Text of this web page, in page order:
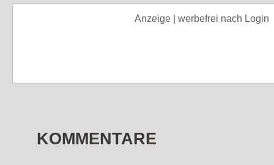
Anzeige | werbefrei nach Login
KOMMENTARE